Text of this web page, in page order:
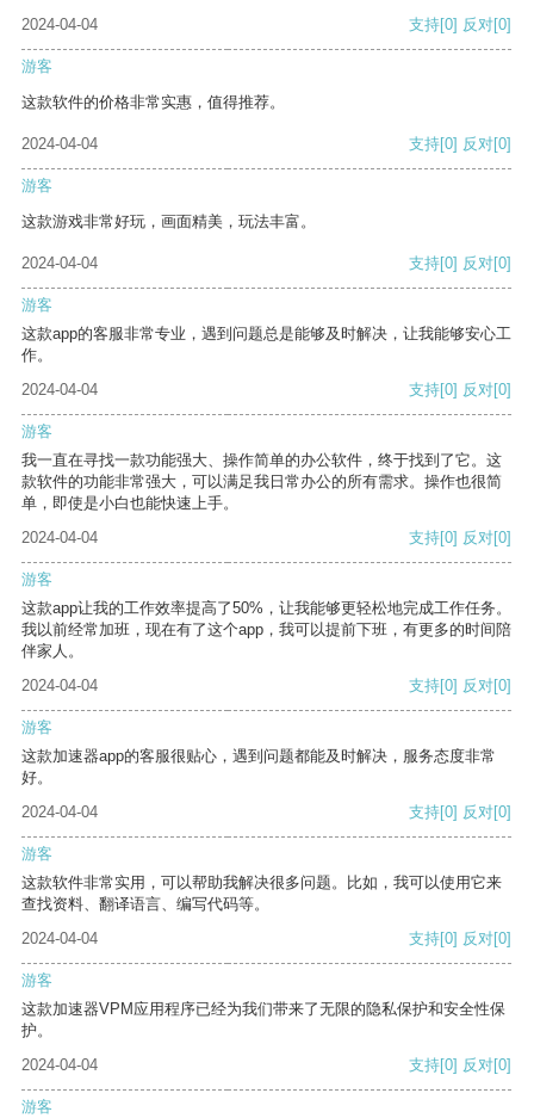
2024-04-04 支持[0] 反对[0]
游客
这款软件的价格非常实惠，值得推荐。
2024-04-04 支持[0] 反对[0]
游客
这款游戏非常好玩，画面精美，玩法丰富。
2024-04-04 支持[0] 反对[0]
游客
这款app的客服非常专业，遇到问题总是能够及时解决，让我能够安心工
作。
2024-04-04
支持[0] 反对[0]
游客
我一直在寻找一款功能强大、操作简单的办公软件，终于找到了它。这
款软件的功能非常强大，可以满足我日常办公的所有需求。操作也很简
单，即使是小白也能快速上手。
2024-04-04
支持[0] 反对[0]
游客
这款app让我的工作效率提高了50%，让我能够更轻松地完成工作任务。
我以前经常加班，现在有了这个app，我可以提前下班，有更多的时间陪
伴家人。
2024-04-04
支持[0] 反对[0]
游客
这款加速器app的客服很贴心，遇到问题都能及时解决，服务态度非常
好。
2024-04-04
支持[0] 反对[0]
游客
这款软件非常实用，可以帮助我解决很多问题。比如，我可以使用它来
查找资料、翻译语言、编写代码等。
2024-04-04
支持[0] 反对[0]
游客
这款加速器VPM应用程序已经为我们带来了无限的隐私保护和安全性保
护。
2024-04-04
支持[0] 反对[0]
游客